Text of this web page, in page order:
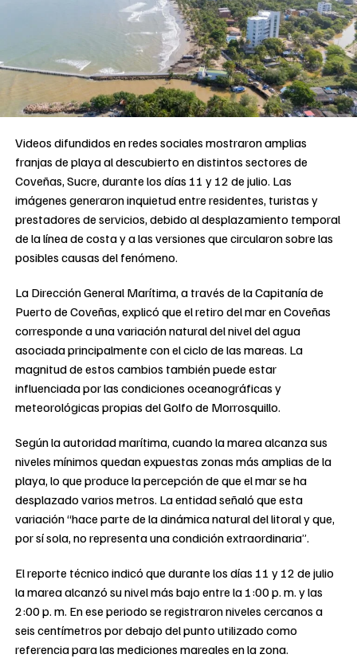
Videos difundidos en redes sociales mostraron amplias
franjas de playa al descubierto en distintos sectores de
Coveñas, Sucre, durante los días 11 y 12 de julio. Las
imágenes generaron inquietud entre residentes, turistas y
prestadores de servicios, debido al desplazamiento temporal
de la línea de costa y a las versiones que circularon sobre las
posibles causas del fenómeno.
La Dirección General Marítima, a través de la Capitanía de
Puerto de Coveñas, explicó que el retiro del mar en Coveñas
corresponde a una variación natural del nivel del agua
asociada principalmente con el ciclo de las mareas. La
magnitud de estos cambios también puede estar
influenciada por las condiciones oceanográficas y
meteorológicas propias del Golfo de Morrosquillo.
Según la autoridad marítima, cuando la marea alcanza sus
niveles mínimos quedan expuestas zonas más amplias de la
playa, lo que produce la percepción de que el mar se ha
desplazado varios metros. La entidad señaló que esta
variación “hace parte de la dinámica natural del litoral y que,
por sí sola, no representa una condición extraordinaria”.
El reporte técnico indicó que durante los días 11 y 12 de julio
la marea alcanzó su nivel más bajo entre la 1:00 p. m. y las
2:00 p. m. En ese periodo se registraron niveles cercanos a
seis centímetros por debajo del punto utilizado como
referencia para las mediciones mareales en la zona.